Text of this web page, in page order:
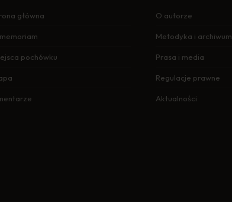
główna
pochówku
O autorze
Metodyka i archiwum
Prasa i media
Regulacje prawne
Aktualności